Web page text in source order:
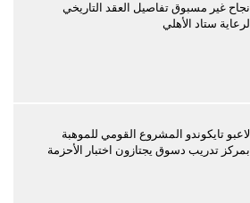
نجاح غير مسبوق تفاصيل العقد التاريخي
لرعاية ستاد الأهلي
لاعبو تايكوندو المشروع القومي للموهبة
بمركز تدريب دسوق يجتازون اختبار الأحزمة